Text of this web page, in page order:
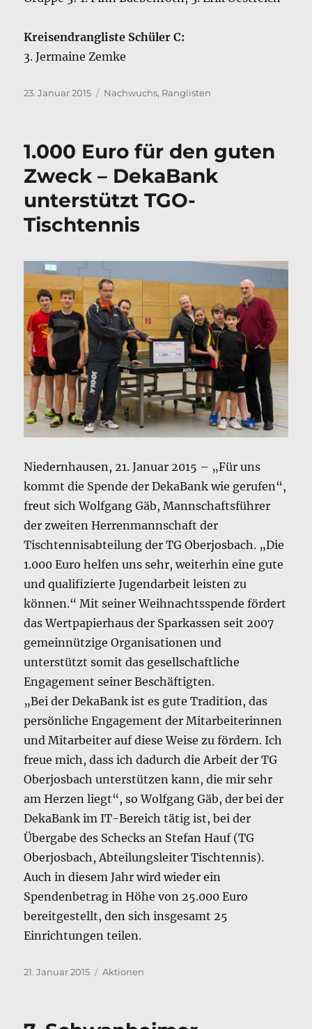
Kreisendrangliste Schüler C:
3. Jermaine Zemke
Veröffentlicht
23. Januar 2015 Kategorien
Nachwuchs, Ranglisten
1.000 Euro für den guten
Zweck – DekaBank
unterstützt TGO-
Tischtennis
Niedernhausen, 21. Januar 2015 – „Für uns
kommt die Spende der DekaBank wie gerufen“,
freut sich Wolfgang Gäb, Mannschaftsführer
der zweiten Herrenmannschaft der
Tischtennisabteilung der TG Oberjosbach. „Die
1.000 Euro helfen uns sehr, weiterhin eine gute
und qualifizierte Jugendarbeit leisten zu
können.“ Mit seiner Weihnachtsspende fördert
das Wertpapierhaus der Sparkassen seit 2007
gemeinnützige Organisationen und
unterstützt somit das gesellschaftliche
Engagement seiner Beschäftigten.
„Bei der DekaBank ist es gute Tradition, das
persönliche Engagement der Mitarbeiterinnen
und Mitarbeiter auf diese Weise zu fördern. Ich
freue mich, dass ich dadurch die Arbeit der TG
Oberjosbach unterstützen kann, die mir sehr
am Herzen liegt“, so Wolfgang Gäb, der bei der
DekaBank im IT-Bereich tätig ist, bei der
Übergabe des Schecks an Stefan Hauf (TG
Oberjosbach, Abteilungsleiter Tischtennis).
Auch in diesem Jahr wird wieder ein
Spendenbetrag in Höhe von 25.000 Euro
bereitgestellt, den sich insgesamt 25
Einrichtungen teilen.
Veröffentlicht
21. Januar 2015 Kategorien
Aktionen